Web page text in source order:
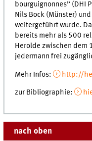
bourguignonnes” (DHI
Nils Bock (Münster)
weitergeführt wurde.
bereits mehr als 500
Herolde zwischen dem
jedermann frei
Mehr Infos: http://
zur Bibliographie:
nach oben